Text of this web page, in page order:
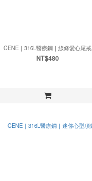
CENE｜316L醫療鋼｜線條愛心尾戒
NT$480